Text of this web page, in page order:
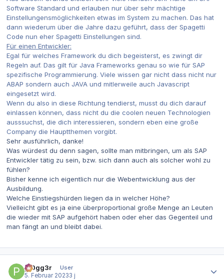
Software Standard und erlauben nur über sehr mächtige
Einstellungensmöglichkeiten etwas im System zu machen. Das hat
dann wiederum über die Jahre dazu geführt, dass der Spagetti
Code nun eher Spagetti Einstellungen sind.
Für einen Entwickler:
Egal für welches Framework du dich begeisterst, es zwingt dir
Regeln auf. Das gilt für Java Frameworks genau so wie für SAP
spezifische Programmierung. Viele wissen gar nicht dass nicht nur
ABAP sondern auch JAVA und mitlerweile auch Javascript
eingesetzt wird.
Wenn du also in diese Richtung tendierst, musst du dich darauf
einlassen können, dass nicht du die coolen neuen Technologien
ausssuchst, die dich interessieren, sondern eben eine große
Company die Hauptthemen vorgibt.
Sehr ausführlich, danke!
Was würdest du denn sagen, sollte man mitbringen, um als SAP
Entwickler tätig zu sein, bzw. sich dann auch als solcher wohl zu
fühlen?
Bisher kenne ich eigentlich nur die Webentwicklung aus der
Ausbildung.
Welche Einstiegshürden liegen da in welcher Höhe?
Vielleicht gibt es ja eine überproportional große Menge an Leuten
die wieder mit SAP aufgehört haben oder eher das Gegenteil und
man fängt an und bleibt dabei.
pr0gg3r
User
5. Februar 20233 j